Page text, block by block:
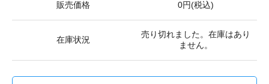
販売価格 0円(税込)
在庫状況
売り切れました。在庫はあり
ません。